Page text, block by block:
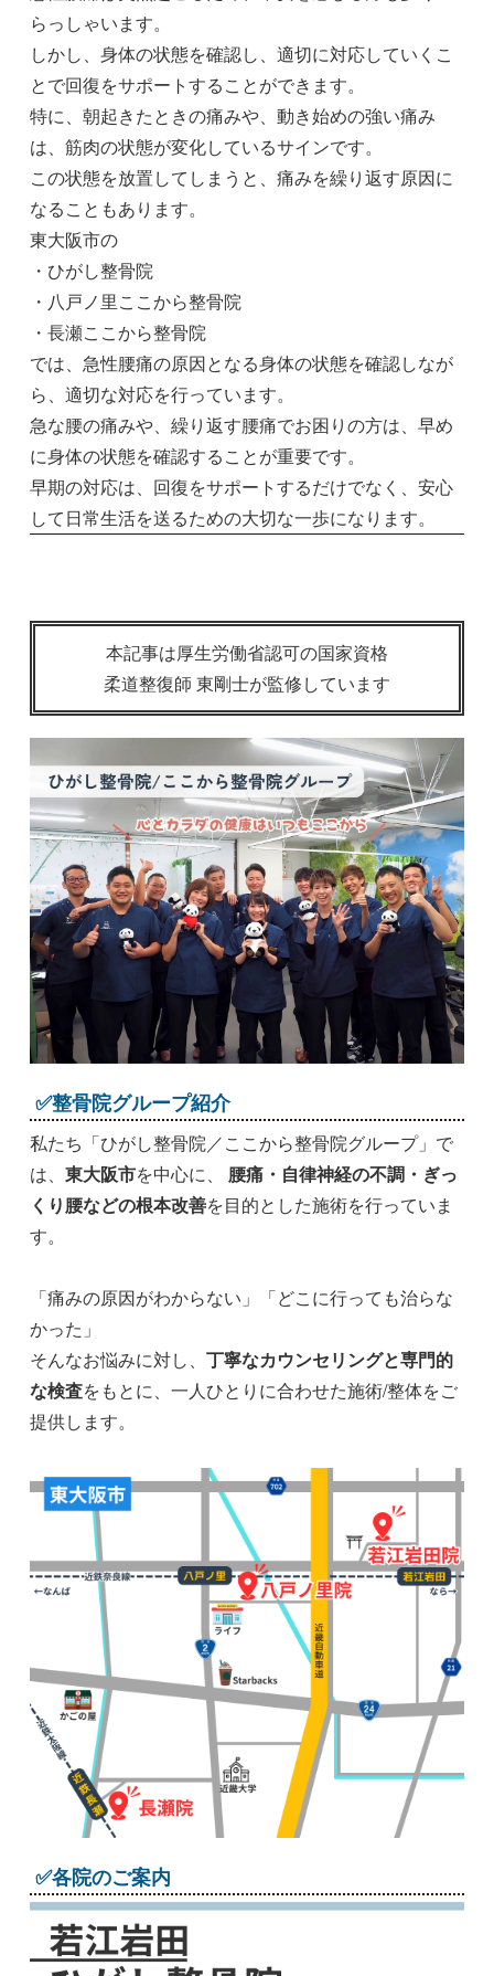
らっしゃいます。
しかし、身体の状態を確認し、適切に対応していくこ
とで回復をサポートすることができます。
特に、朝起きたときの痛みや、動き始めの強い痛み
は、筋肉の状態が変化しているサインです。
この状態を放置してしまうと、痛みを繰り返す原因に
なることもあります。
東大阪市の
・ひがし整骨院
・八戸ノ里ここから整骨院
・長瀬ここから整骨院
では、急性腰痛の原因となる身体の状態を確認しなが
ら、適切な対応を行っています。
急な腰の痛みや、繰り返す腰痛でお困りの方は、早め
に身体の状態を確認することが重要です。
早期の対応は、回復をサポートするだけでなく、安心
して日常生活を送るための大切な一歩になります。
本記事は厚生労働省認可の国家資格
柔道整復師 東剛士が監修しています
✅整骨院グループ紹介
私たち「ひがし整骨院／ここから整骨院グループ」で
は、 東大阪市を中心に、 腰痛・自律神経の不調・ぎっ
くり腰などの根本改善を目的とした施術を行っていま
す。
「痛みの原因がわからない」「どこに行っても治らな
かった」
そんなお悩みに対し、 丁寧なカウンセリングと専門的
な検査をもとに、一人ひとりに合わせた施術/整体をご
提供します。
✅各院のご案内